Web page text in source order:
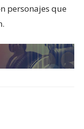
personajes que